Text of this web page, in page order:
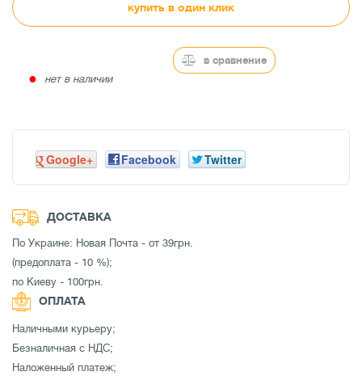
купить в один клик
● нет в наличии
в сравнение
Google+ Facebook Twitter
ДОСТАВКА
По Украине: Новая Почта - от 39грн.
(предоплата - 10 %);
по Киеву - 100грн.
ОПЛАТА
Наличными курьеру;
Безналичная с НДС;
Наложенный платеж;